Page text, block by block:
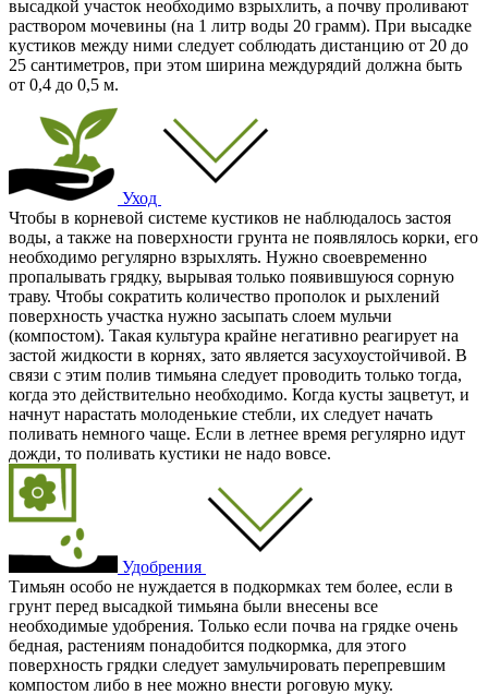
высадкой участок необходимо взрыхлить, а почву проливают
раствором мочевины (на 1 литр воды 20 грамм). При высадке
кустиков между ними следует соблюдать дистанцию от 20 до
25 сантиметров, при этом ширина междурядий должна быть
от 0,4 до 0,5 м.
Уход
Чтобы в корневой системе кустиков не наблюдалось застоя
воды, а также на поверхности грунта не появлялось корки, его
необходимо регулярно взрыхлять. Нужно своевременно
пропалывать грядку, вырывая только появившуюся сорную
траву. Чтобы сократить количество прополок и рыхлений
поверхность участка нужно засыпать слоем мульчи
(компостом). Такая культура крайне негативно реагирует на
застой жидкости в корнях, зато является засухоустойчивой. В
связи с этим полив тимьяна следует проводить только тогда,
когда это действительно необходимо. Когда кусты зацветут, и
начнут нарастать молоденькие стебли, их следует начать
поливать немного чаще. Если в летнее время регулярно идут
дожди, то поливать кустики не надо вовсе.
Удобрения
Тимьян особо не нуждается в подкормках тем более, если в
грунт перед высадкой тимьяна были внесены все
необходимые удобрения. Только если почва на грядке очень
бедная, растениям понадобится подкормка, для этого
поверхность грядки следует замульчировать перепревшим
компостом либо в нее можно внести роговую муку.